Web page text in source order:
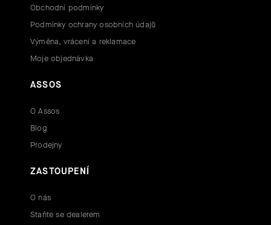
Obchodní podmínky
Podmínky ochrany osobních údajů
Výměna, vrácení a reklamace
Moje objednávka
ASSOS
O Assos
Blog
Prodejny
ZASTOUPENÍ
O nás
Staňte se dealerem